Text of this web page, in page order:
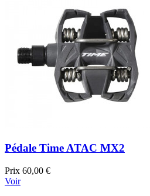
Pédale Time ATAC MX2
Prix 60,00 €
Voir